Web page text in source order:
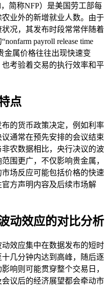
简称NFP）是美国劳工部每
业外的新增就业人数。由于
况，其发布时段常常伴随着
payroll release time
金属价格往往出现快速变
考验着交易的执行效率和平
点
的货币政策决定，例如利率
通常在预先安排的会议结束
农数据相比，央行决议的波
围更广，不仅影响贵金属，
场反应可能包括价格的快速
方声明内容及后续市场解
动效应的对比分析
效应集中在数据发布的短时
几分钟内达到高峰，随后逐
响则可能贯穿整个交易日，
议后的经济展望都会牵动市